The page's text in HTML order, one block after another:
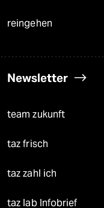
reingehen
Newsletter
team zukunft
taz frisch
taz zahl ich
taz lab Infobrief